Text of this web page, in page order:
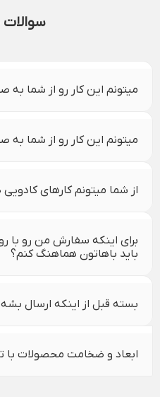
سوالات
میتونم این کار رو از شما
میتونم این کار رو از شما
از شما میتونم کارهای
برای اینکه سفارش من رو با
باید باهاتون هماهنگ کنم؟
بسته قبل از اینکه ارسال
ابعاد و ضخامت محصولات با